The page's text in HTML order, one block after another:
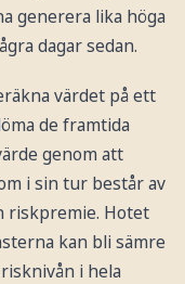
generera lika höga
dagar sedan.
värdet på ett
de framtida
genom att
i sin tur består av
riskpremie. Hotet
kan bli sämre
i hela